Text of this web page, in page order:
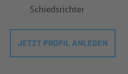
Schiedsrichter
JETZT PROFIL ANLEGEN